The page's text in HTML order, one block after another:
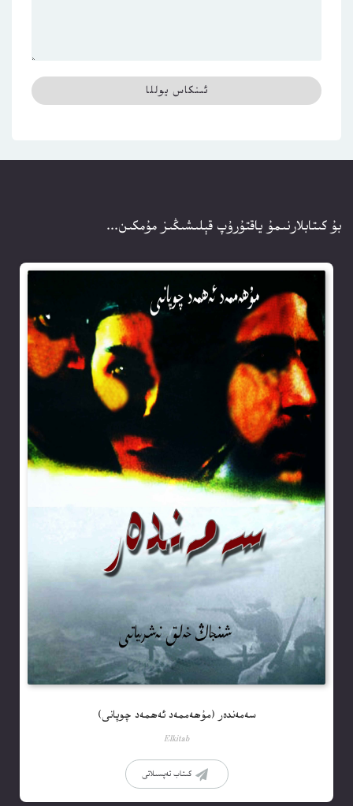
بۇ كىتابلارنىمۇ ياقتۇرۇپ قېلىشىڭىز مۇمكىن...
سەمەندەر (مۇھەممەد ئەھمەد چوپانى)
Elkitab
كىتاب تەپسىلاتى